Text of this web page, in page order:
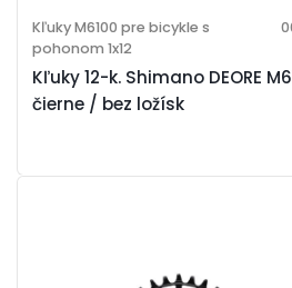
Kľuky 12-k. Shimano DEORE
čierne / bez ložísk
Kľuky M6100 pre bicykle s
pohonom 1x12